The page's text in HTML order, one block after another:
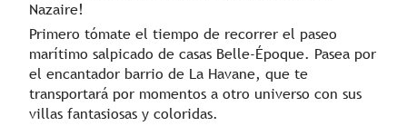
Nazaire!
Primero tómate el tiempo de recorrer el paseo
marítimo salpicado de casas Belle-Époque. Pasea por
el encantador barrio de La Havane, que te
transportará por momentos a otro universo con sus
villas fantasiosas y coloridas.